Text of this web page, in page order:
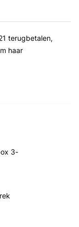
terugbetalen,
haar
3-